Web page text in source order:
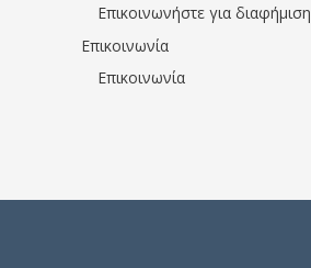
Επικοινωνήστε για διαφήμιση
Επικοινωνία
Επικοινωνία